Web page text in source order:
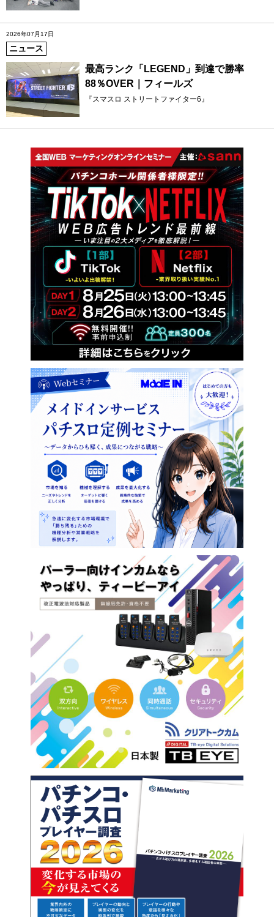
2026年07月17日
ニュース
最高ランク「LEGEND」到達で勝率
88％OVER｜フィールズ
『スマスロ ストリートファイター6』